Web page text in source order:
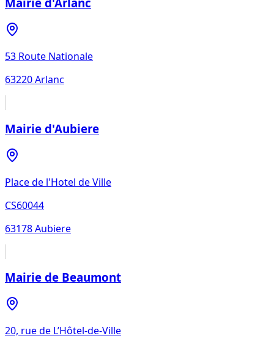
53 Route Nationale
63220Arlanc
Mairie d'Aubiere
Place de l'Hotel de Ville
CS60044
63178Aubiere
Mairie de Beaumont
20, rue de L’Hôtel-de-Ville